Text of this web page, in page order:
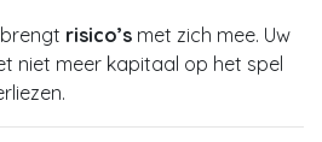
risico’s met zich mee. Uw
niet meer kapitaal op het spel